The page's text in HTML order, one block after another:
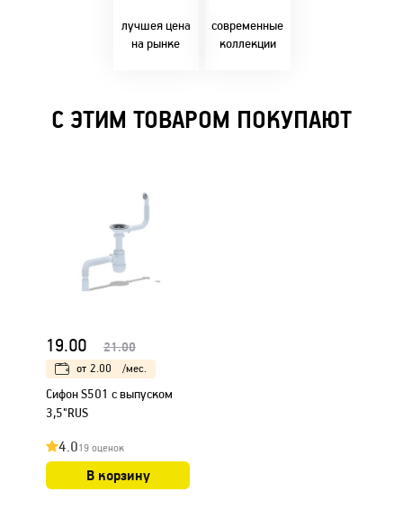
лучшея цена
на рынке
современные
коллекции
решениями!
С ЭТИМ ТОВАРОМ ПОКУПАЮТ
19.00 21.00
от 2.00 /мес.
Сифон S501 с выпуском
3,5"RUS
4.019 оценок
В корзину